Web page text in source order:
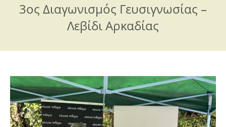
3ος Διαγωνισμός Γευσιγνωσίας –
Λεβίδι Αρκαδίας